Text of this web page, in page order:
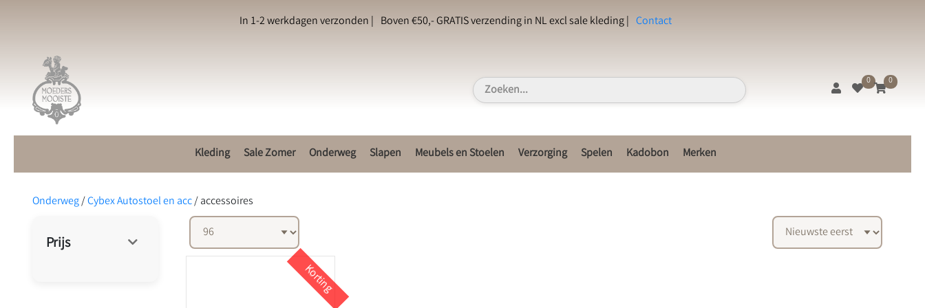
In 1-2 werkdagen verzonden | Boven €50,- GRATIS verzending in NL excl sale kleding | Contact
0 0
Kleding Sale Zomer Onderweg Slapen Meubels en Stoelen Verzorging Spelen Kadobon Merken
Onderweg/Cybex Autostoel en acc/accessoires
Prijs
Korting